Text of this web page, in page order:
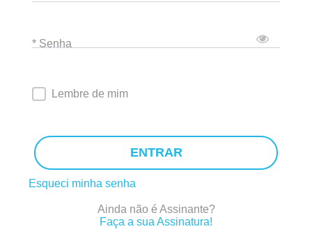
* Senha
Lembre de mim
ENTRAR
Esqueci minha senha
Ainda não é Assinante?
Faça a sua Assinatura!